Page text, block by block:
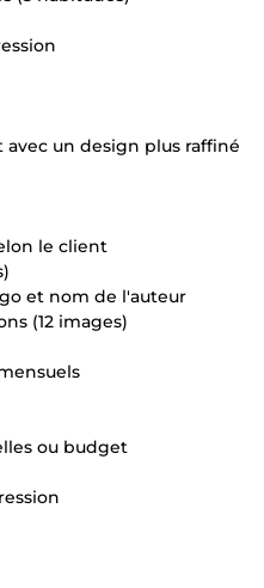
un design plus raffiné
le client
et nom de l'auteur
(12 images)
ou budget